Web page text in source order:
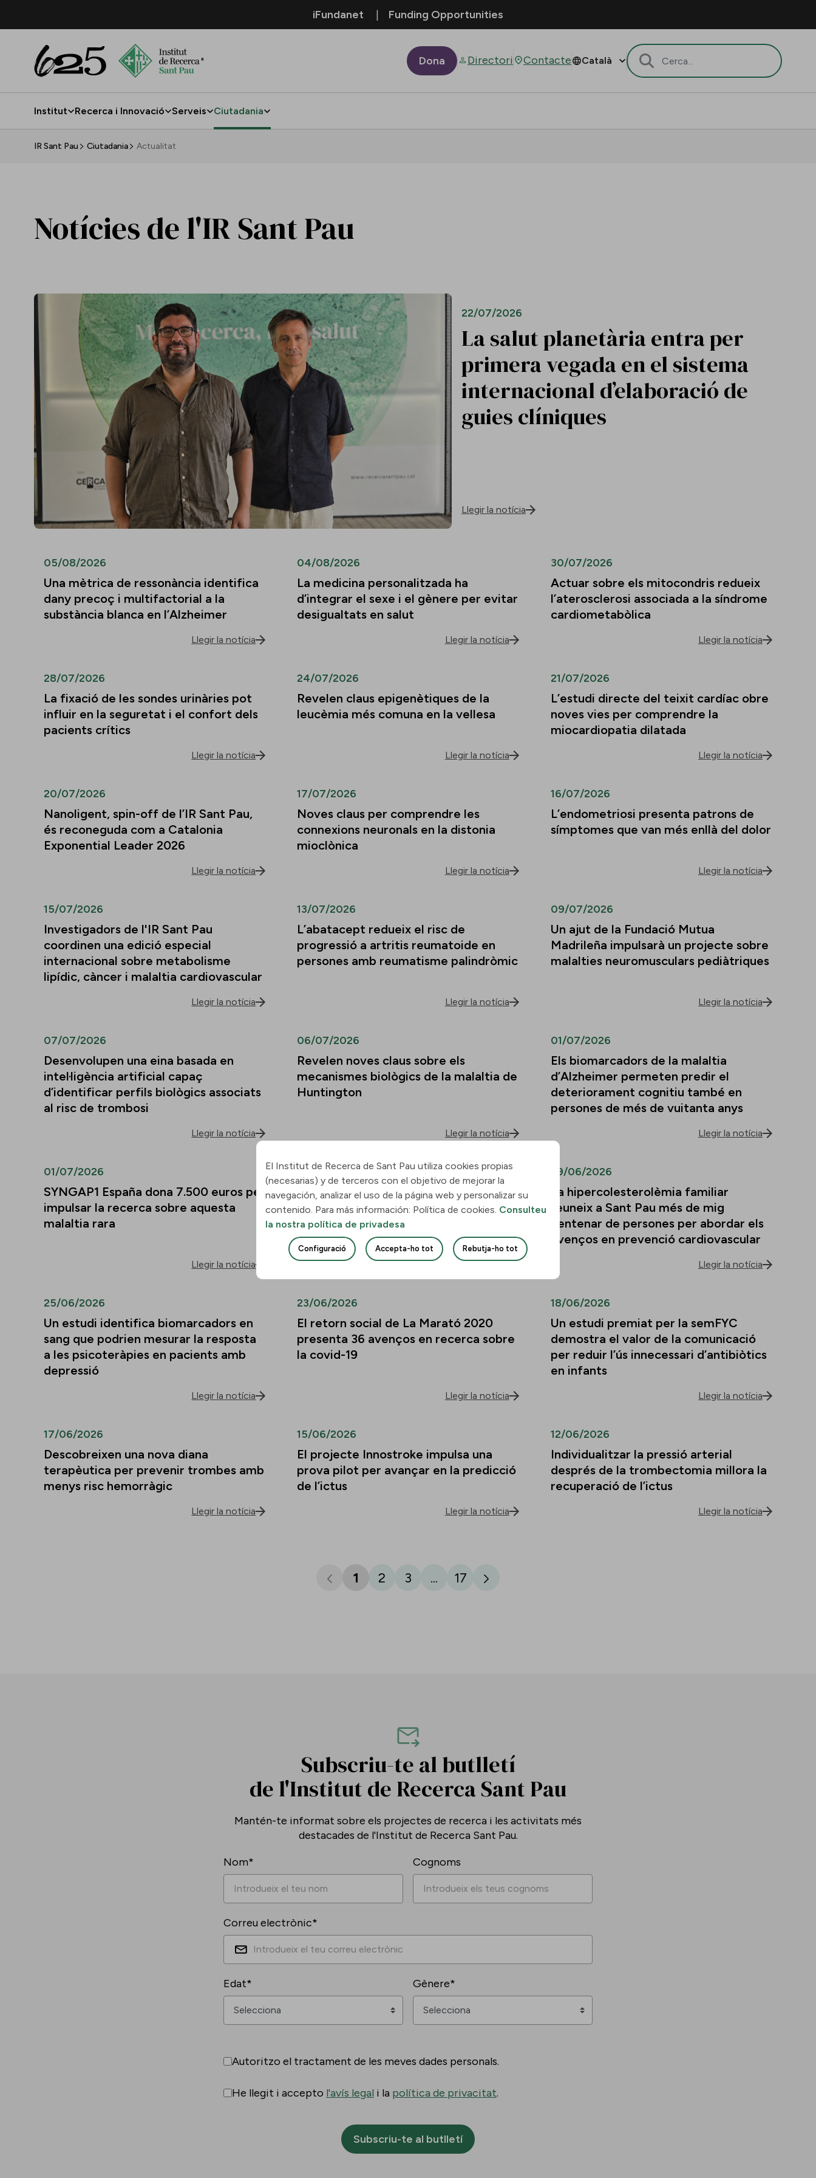
iFundanet Funding Opportunities
Dona Directori Contacte
Institut Recerca i Innovació Serveis Ciutadania
IR Sant Pau Ciutadania Actualitat
Notícies de l'IR Sant Pau
22/07/2026
La salut planetària entra per
primera vegada en el sistema
internacional d’elaboració de
guies clíniques
Llegir la notícia
05/08/2026
Una mètrica de ressonància identifica
dany precoç i multifactorial a la
substància blanca en l’Alzheimer
Llegir la notícia
04/08/2026
La medicina personalitzada ha
d’integrar el sexe i el gènere per evitar
desigualtats en salut
Llegir la notícia
30/07/2026
Actuar sobre els mitocondris redueix
l’aterosclerosi associada a la síndrome
cardiometabòlica
Llegir la notícia
28/07/2026
La fixació de les sondes urinàries pot
influir en la seguretat i el confort dels
pacients crítics
Llegir la notícia
24/07/2026
Revelen claus epigenètiques de la
leucèmia més comuna en la vellesa
Llegir la notícia
21/07/2026
L’estudi directe del teixit cardíac obre
noves vies per comprendre la
miocardiopatia dilatada
Llegir la notícia
20/07/2026
Nanoligent, spin-off de l’IR Sant Pau,
és reconeguda com a Catalonia
Exponential Leader 2026
Llegir la notícia
17/07/2026
Noves claus per comprendre les
connexions neuronals en la distonia
mioclònica
Llegir la notícia
16/07/2026
L’endometriosi presenta patrons de
símptomes que van més enllà del dolor
Llegir la notícia
15/07/2026
Investigadors de l'IR Sant Pau
coordinen una edició especial
internacional sobre metabolisme
lipídic, càncer i malaltia cardiovascular
Llegir la notícia
13/07/2026
L’abatacept redueix el risc de
progressió a artritis reumatoide en
persones amb reumatisme palindròmic
Llegir la notícia
09/07/2026
Un ajut de la Fundació Mutua
Madrileña impulsarà un projecte sobre
malalties neuromusculars pediàtriques
Llegir la notícia
07/07/2026
Desenvolupen una eina basada en
intel·ligència artificial capaç
d’identificar perfils biològics associats
al risc de trombosi
Llegir la notícia
06/07/2026
Revelen noves claus sobre els
mecanismes biològics de la malaltia de
Huntington
Llegir la notícia
01/07/2026
Els biomarcadors de la malaltia
d’Alzheimer permeten predir el
deteriorament cognitiu també en
persones de més de vuitanta anys
Llegir la notícia
01/07/2026
SYNGAP1 España dona 7.500 euros per
impulsar la recerca sobre aquesta
malaltia rara
Llegir la notícia
30/06/2026
Descobreixen com la leucèmia
mieloide aguda envaeix el pulmó i
quines vies podrien frenar-ne la
infiltració
Llegir la notícia
29/06/2026
La hipercolesterolèmia familiar
reuneix a Sant Pau més de mig
centenar de persones per abordar els
avenços en prevenció cardiovascular
Llegir la notícia
25/06/2026
Un estudi identifica biomarcadors en
sang que podrien mesurar la resposta
a les psicoteràpies en pacients amb
depressió
Llegir la notícia
23/06/2026
El retorn social de La Marató 2020
presenta 36 avenços en recerca sobre
la covid-19
Llegir la notícia
18/06/2026
Un estudi premiat per la semFYC
demostra el valor de la comunicació
per reduir l’ús innecessari d’antibiòtics
en infants
Llegir la notícia
17/06/2026
Descobreixen una nova diana
terapèutica per prevenir trombes amb
menys risc hemorràgic
Llegir la notícia
15/06/2026
El projecte Innostroke impulsa una
prova pilot per avançar en la predicció
de l’ictus
Llegir la notícia
12/06/2026
Individualitzar la pressió arterial
després de la trombectomia millora la
recuperació de l’ictus
Llegir la notícia
1 2 3 ... 17
Subscriu-te al butlletí
de l'Institut de Recerca Sant Pau
Mantén-te informat sobre els projectes de recerca i les activitats més
destacades de l'Institut de Recerca Sant Pau.
Nom*
Cognoms
Correu electrònic*
Edat* Gènere*
Autoritzo el tractament de les meves dades personals.
He llegit i accepto l'avís legal i la política de privacitat.
Subscriu-te al butlletí
El Institut de Recerca de Sant Pau utiliza cookies propias
(necesarias) y de terceros con el objetivo de mejorar la
navegación, analizar el uso de la página web y personalizar su
contenido. Para más información: Política de cookies. Consulteu
la nostra política de privadesa
Configuració Accepta-ho tot Rebutja-ho tot